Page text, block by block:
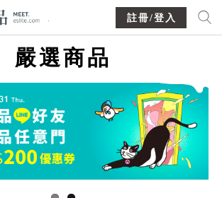
註冊/登入
嚴選商品